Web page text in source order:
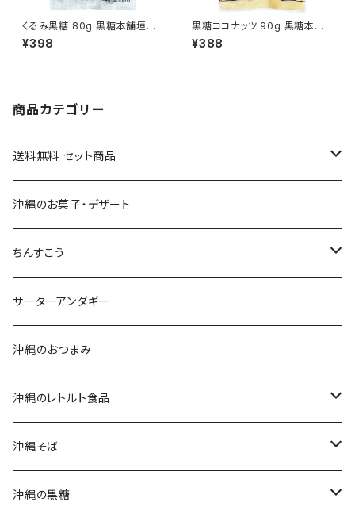
くるみ黒糖 80g 黒糖本舗垣乃
花
¥398
黒糖ココナッツ 90g 黒糖本舗
垣乃花
¥388
商品カテゴリー
送料無料 セット商品
おつまみセット
黒糖セット
沖縄そばセット
生麺・乾麺
三枚肉そば(ラフテーそば)
沖縄のお菓子・デザート
ちんすこう
沖縄南風堂
新垣菓子店
名嘉真製菓本舗
珍品堂
サーターアンダギー
沖縄のおつまみ
沖縄のレトルト食品
ポークランチョンミート
ラフテー(三枚肉)
沖縄そば
生麺・乾麺
沖縄の黒糖